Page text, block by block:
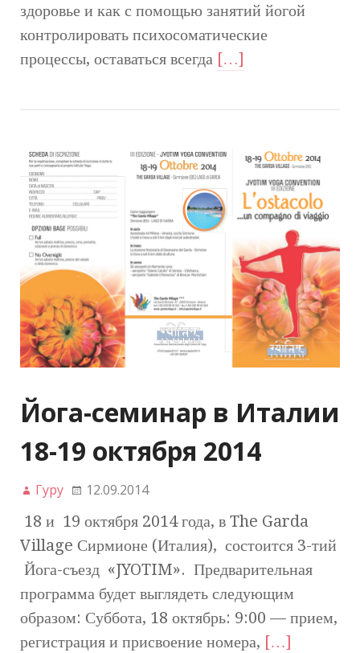
здоровье и как с помощью занятий йогой
контролировать психосоматические
процессы, оставаться всегда […]
Йога-семинар в Италии
18-19 октября 2014
Гуру 12.09.2014
18 и 19 октября 2014 года, в The Garda
Village Сирмионе (Италия), состоится 3-тий
Йога-съезд «JYOTIM». Предварительная
программа будет выглядеть следующим
образом: Суббота, 18 октябрь: 9:00 — прием,
регистрация и присвоение номера, […]